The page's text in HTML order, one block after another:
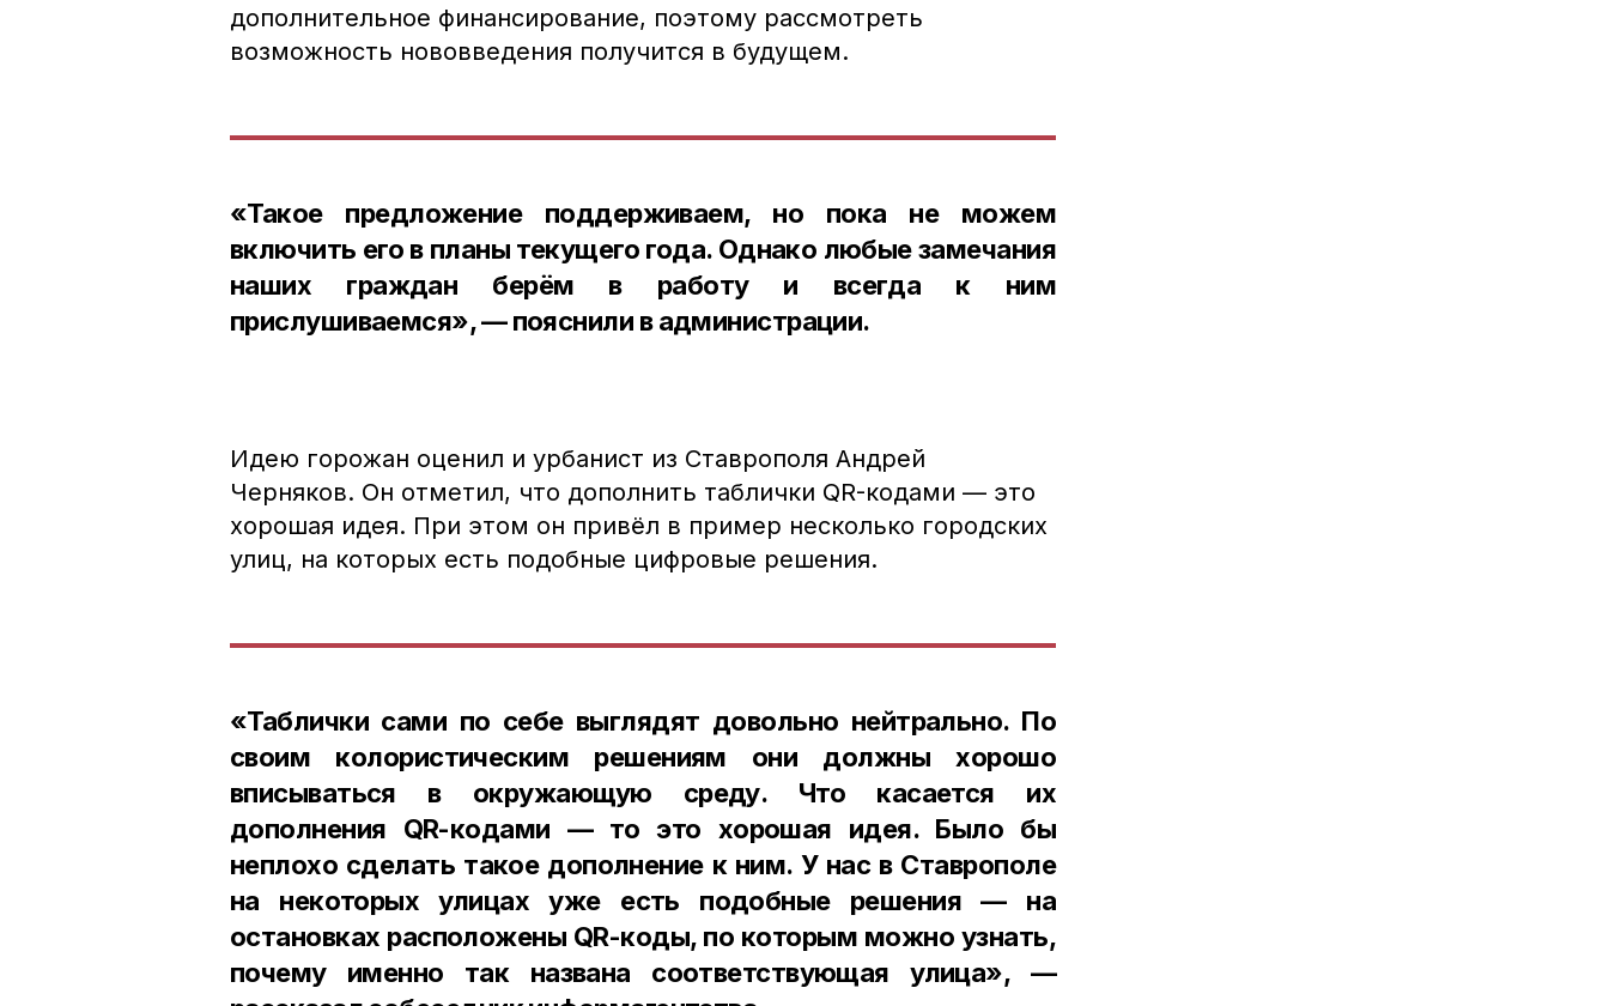
дополнительное финансирование, поэтому рассмотреть
возможность нововведения получится в будущем.
«Такое предложение поддерживаем, но пока не можем
включить его в планы текущего года. Однако любые замечания
наших граждан берём в работу и всегда к ним
прислушиваемся», — пояснили в администрации.
Идею горожан оценил и урбанист из Ставрополя Андрей
Черняков. Он отметил, что дополнить таблички QR-кодами — это
хорошая идея. При этом он привёл в пример несколько городских
улиц, на которых есть подобные цифровые решения.
«Таблички сами по себе выглядят довольно нейтрально. По
своим колористическим решениям они должны хорошо
вписываться в окружающую среду. Что касается их
дополнения QR-кодами — то это хорошая идея. Было бы
неплохо сделать такое дополнение к ним. У нас в Ставрополе
на некоторых улицах уже есть подобные решения — на
остановках расположены QR-коды, по которым можно узнать,
почему именно так названа соответствующая улица», —